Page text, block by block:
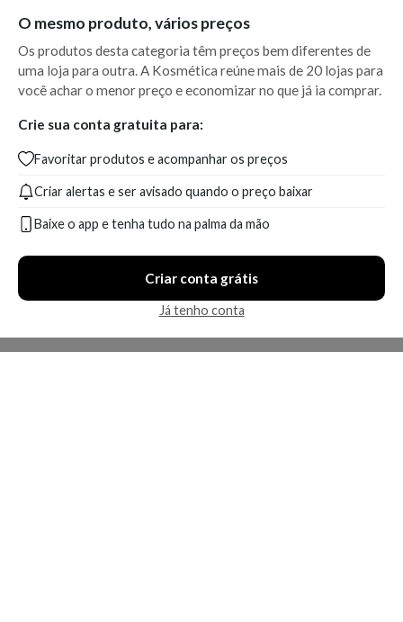
Economize R$ 3,09 (5%)
Arvensis Revitalizante
60ml
A partir de:
R$
Até:
R$
55,99
Compare
Economize R$ 24,07 (14%)
A partir de:
R$
141,83
Compare
O mesmo produto, vários preços
Os produtos desta categoria têm preços bem diferentes de
uma loja para outra. A Kosmética reúne mais de 20 lojas para
você achar o menor preço e economizar no que já ia comprar.
Crie sua conta gratuita para:
Favoritar produtos e acompanhar os preços
Criar alertas e ser avisado quando o preço baixar
Baixe o app e tenha tudo na palma da mão
Criar conta grátis
Já tenho conta